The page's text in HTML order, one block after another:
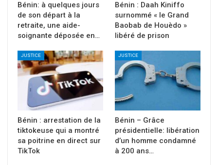
Bénin: à quelques jours
de son départ à la
retraite, une aide-
soignante déposée en…
Bénin : Daah Kiniffo
surnommé « le Grand
Baobab de Houèdo »
libéré de prison
JUSTICE
Bénin : arrestation de la
tiktokeuse qui a montré
sa poitrine en direct sur
TikTok
JUSTICE
Bénin – Grâce
présidentielle: libération
d’un homme condamné
à 200 ans…